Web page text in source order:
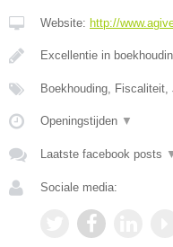
Website: http://
Excellentie in
Boekhouding, Fiscaliteit,
Openingstijden ▼
Laatste facebook posts
Sociale media: